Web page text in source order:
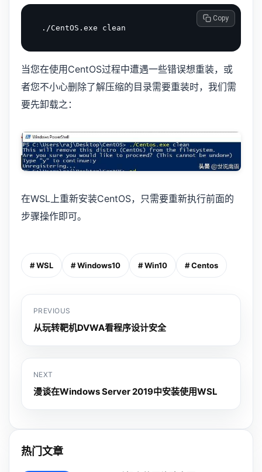
Copy
当您在使用CentOS过程中遭遇一些错误想重装，或
者您不小心删除了解压缩的目录需要重装时，我们需
要先卸载之：
在WSL上重新安装CentOS，只需要重新执行前面的
步骤操作即可。
# WSL # Windows10 # Win10 # Centos
PREVIOUS
从玩转靶机DVWA看程序设计安全
NEXT
漫谈在Windows Server 2019中安装使用WSL
热门文章